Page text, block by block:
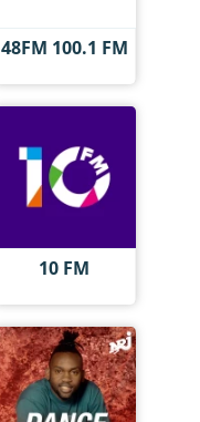
48FM 100.1 FM
10 FM